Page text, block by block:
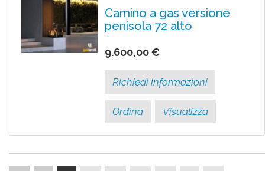
Camino a gas versione
penisola 72 alto
9.600,00 €
Richiedi informazioni
Ordina Visualizza